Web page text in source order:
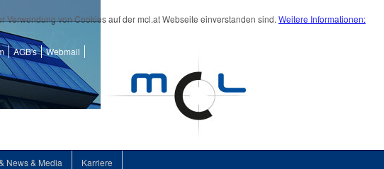
von Cookies auf der mcl.at Webseite einverstanden sind. Weitere Informationen:
AGB's Webmail
News & Media Karriere